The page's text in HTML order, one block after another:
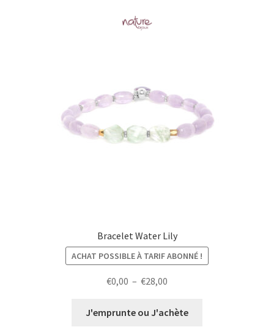
Bracelet Water Lily
ACHAT POSSIBLE À TARIF ABONNÉ !
€0,00 – €28,00
prix :
J'emprunte ou J'achète